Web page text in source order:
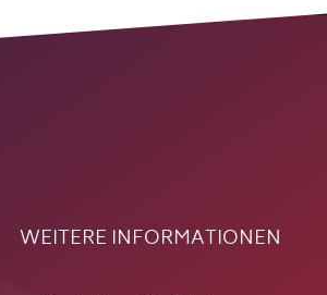
WEITERE INFORMATIONEN